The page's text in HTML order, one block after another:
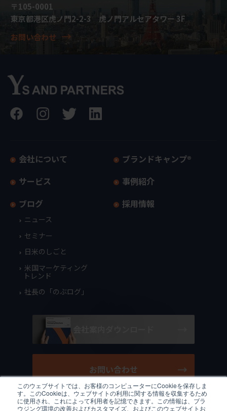
このウェブサイトでは、お客様のコンピューターにCookieを保存しま
す。このCookieは、ウェブサイトの利用に関する情報を収集するため
に使用され、これによって利用者を記憶できます。この情報は、ブラ
ウジング環境の改善およびカスタマイズ、およびこのウェブサイトお
〒105-0001
東京都港区虎ノ門2-2-3 虎ノ門アルセアタワー 3F
お問い合わせ
会社について
サービス
ブログ
ニュース
セミナー
日米のしごと
米国マーケティング
トレンド
社長の「のぶログ」
ブランドキャンプ®
事例紹介
採用情報
お問い合わせ